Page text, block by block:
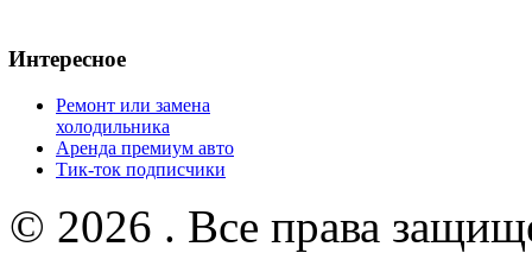
Интересное
Ремонт или замена
холодильника
Аренда премиум авто
Тик-ток подписчики
© 2026 . Все права